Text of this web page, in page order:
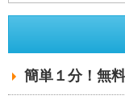
簡単１分！無